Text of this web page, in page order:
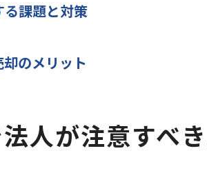
調整区域売却で
課題と対策
のメリット
人が注意すべ